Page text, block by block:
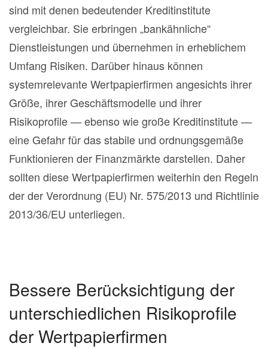
sind mit denen bedeutender Kreditinstitute
vergleichbar. Sie erbringen „bankähnliche“
Dienstleistungen und übernehmen in erheblichem
Umfang Risiken. Darüber hinaus können
systemrelevante Wertpapierfirmen angesichts ihrer
Größe, ihrer Geschäftsmodelle und ihrer
Risikoprofile — ebenso wie große Kreditinstitute —
eine Gefahr für das stabile und ordnungsgemäße
Funktionieren der Finanzmärkte darstellen. Daher
sollten diese Wertpapierfirmen weiterhin den Regeln
der der Verordnung (EU) Nr. 575/2013 und Richtlinie
2013/36/EU unterliegen.
Bessere Berücksichtigung der
unterschiedlichen Risikoprofile
der Wertpapierfirmen